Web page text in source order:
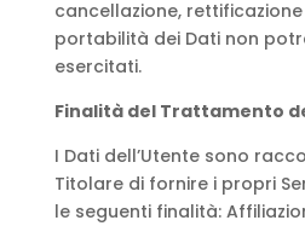
cancellazione,
portabilità dei Dati non
esercitati.
Finalità del Trattamento
I Dati dell’Utente sono
Titolare di fornire i propri
le seguenti finalità: